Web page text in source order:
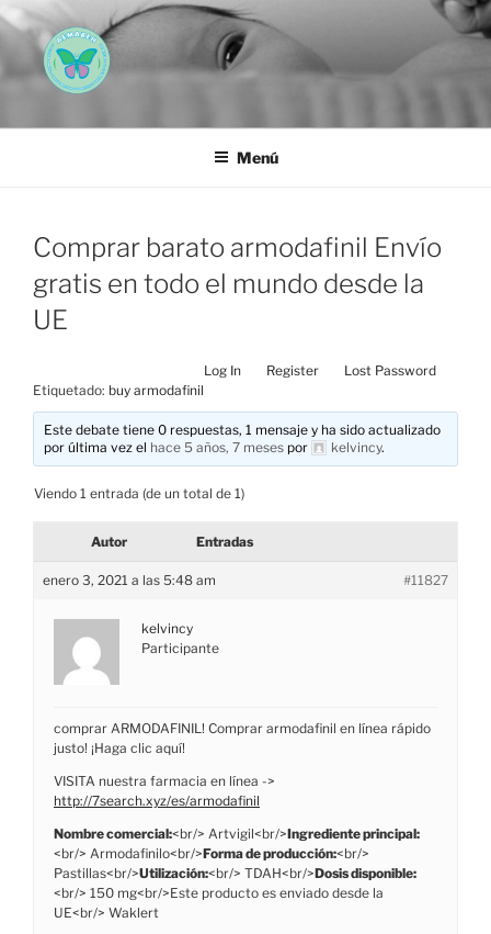
Saltar
al
contenido
AEMAREH
Menú
Comprar barato armodafinil Envío
gratis en todo el mundo desde la
UE
Log In Register
Lost Password
Etiquetado: buy armodafinil
Este debate tiene 0 respuestas, 1 mensaje y ha sido actualizado
por última vez el hace 5 años, 7 meses por kelvincy.
Viendo 1 entrada (de un total de 1)
Autor Entradas
enero 3, 2021 a las 5:48 am #11827
kelvincy
Participante
comprar ARMODAFINIL! Comprar armodafinil en línea rápido
justo! ¡Haga clic aquí!
VISITA nuestra farmacia en línea ->
http://7search.xyz/es/armodafinil
Nombre comercial:<br/> Artvigil<br/>Ingrediente principal:
<br/> Armodafinilo<br/>Forma de producción:<br/>
Pastillas<br/>Utilización:<br/> TDAH<br/>Dosis disponible:
<br/> 150 mg<br/>Este producto es enviado desde la
UE<br/> Waklert